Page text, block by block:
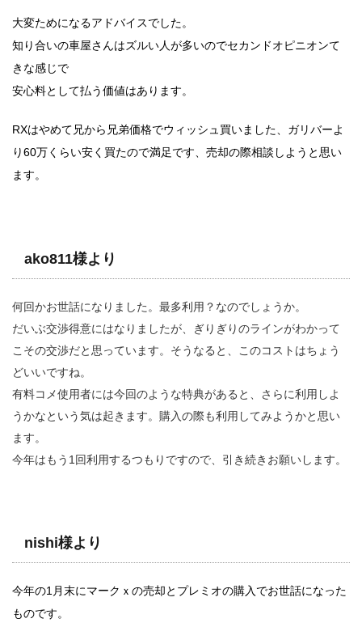
大変ためになるアドバイスでした。
知り合いの車屋さんはズルい人が多いのでセカンドオピニオンて
きな感じで
安心料として払う価値はあります。
RXはやめて兄から兄弟価格でウィッシュ買いました、ガリバーよ
り60万くらい安く買たので満足です、売却の際相談しようと思い
ます。
ako811様より
何回かお世話になりました。最多利用？なのでしょうか。
だいぶ交渉得意にはなりましたが、ぎりぎりのラインがわかって
こその交渉だと思っています。そうなると、このコストはちょう
どいいですね。
有料コメ使用者には今回のような特典があると、さらに利用しよ
うかなという気は起きます。購入の際も利用してみようかと思い
ます。
今年はもう1回利用するつもりですので、引き続きお願いします。
nishi様より
今年の1月末にマークｘの売却とプレミオの購入でお世話になった
ものです。